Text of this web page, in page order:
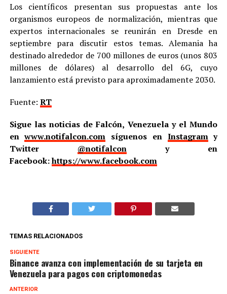
Los científicos presentan sus propuestas ante los
organismos europeos de normalización, mientras que
expertos internacionales se reunirán en Dresde en
septiembre para discutir estos temas. Alemania ha
destinado alrededor de 700 millones de euros (unos 803
millones de dólares) al desarrollo del 6G, cuyo
lanzamiento está previsto para aproximadamente 2030.
Fuente: RT
Sigue las noticias de Falcón, Venezuela y el Mundo
enwww.notifalcon.com síguenos en Instagramy
Twitter @notifalcony en
Facebook:https://www.facebook.com
TEMAS RELACIONADOS
SIGUIENTE
Binance avanza con implementación de su tarjeta en
Venezuela para pagos con criptomonedas
ANTERIOR